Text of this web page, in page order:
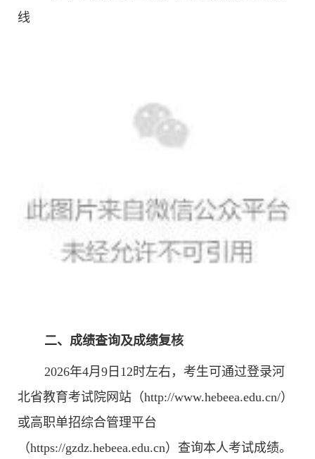
线
二、成绩查询及成绩复核
2026年4月9日12时左右，考生可通过登录河
北省教育考试院网站（http://www.hebeea.edu.cn/）
或高职单招综合管理平台
（https://gzdz.hebeea.edu.cn）查询本人考试成绩。